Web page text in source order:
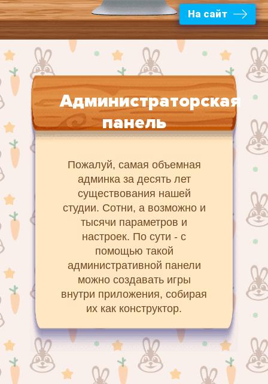
На сайт
Администраторская
панель
Пожалуй, самая объемная
админка за десять лет
существования нашей
студии. Сотни, а возможно и
тысячи параметров и
настроек. По сути - с
помощью такой
административной панели
можно создавать игры
внутри приложения, собирая
их как конструктор.